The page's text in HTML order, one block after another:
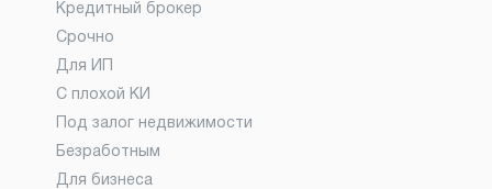
Кредитный брокер
Срочно
Для ИП
С плохой КИ
Под залог недвижимости
Безработным
Для бизнеса